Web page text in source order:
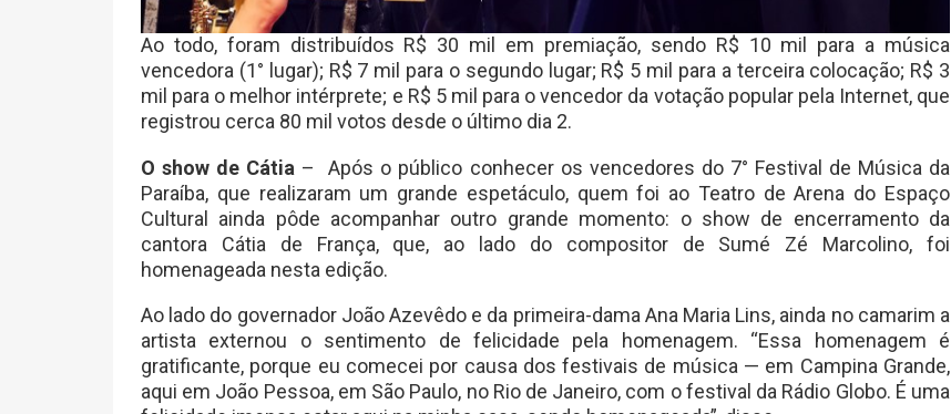
Ao todo, foram distribuídos R$ 30 mil em premiação, sendo R$ 10 mil para a música
vencedora (1° lugar); R$ 7 mil para o segundo lugar; R$ 5 mil para a terceira colocação; R$ 3
mil para o melhor intérprete; e R$ 5 mil para o vencedor da votação popular pela Internet, que
registrou cerca 80 mil votos desde o último dia 2.
O show de Cátia – Após o público conhecer os vencedores do 7° Festival de Música da
Paraíba, que realizaram um grande espetáculo, quem foi ao Teatro de Arena do Espaço
Cultural ainda pôde acompanhar outro grande momento: o show de encerramento da
cantora Cátia de França, que, ao lado do compositor de Sumé Zé Marcolino, foi
homenageada nesta edição.
Ao lado do governador João Azevêdo e da primeira-dama Ana Maria Lins, ainda no camarim a
artista externou o sentimento de felicidade pela homenagem. “Essa homenagem é
gratificante, porque eu comecei por causa dos festivais de música — em Campina Grande,
aqui em João Pessoa, em São Paulo, no Rio de Janeiro, com o festival da Rádio Globo. É uma